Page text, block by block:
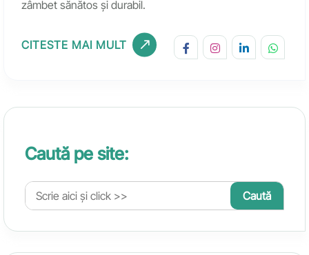
zâmbet sănătos și durabil.
CITESTE MAI MULT
Caută pe site: